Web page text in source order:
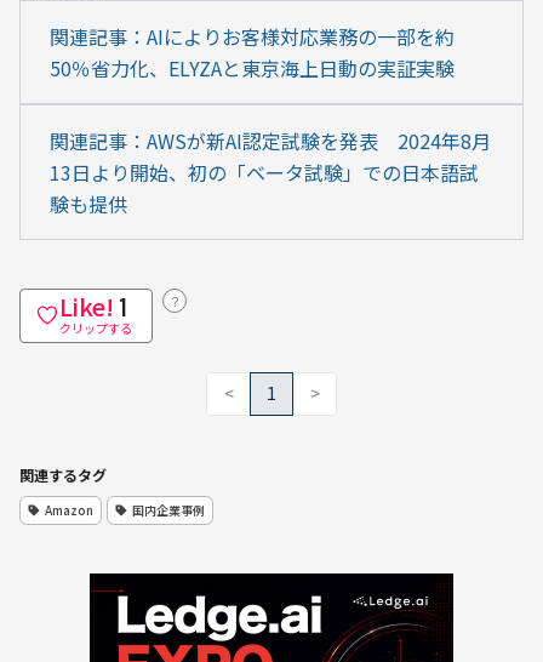
関連記事：AIによりお客様対応業務の一部を約
50％省力化、ELYZAと東京海上日動の実証実験
関連記事：AWSが新AI認定試験を発表　2024年8月
13日より開始、初の「ベータ試験」での日本語試
験も提供
Like! 1
クリップする
？
< 1 >
関連するタグ
Amazon 国内企業事例